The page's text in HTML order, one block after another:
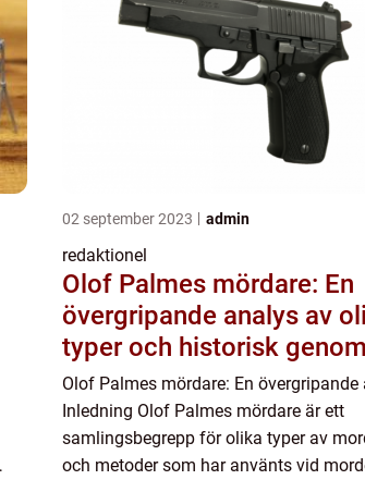
02 september 2023 admin
redaktionel
Olof Palmes mördare: En
övergripande analys av
typer och historisk
av för- och nackdelar
Olof Palmes mördare: En övergripande
Inledning Olof Palmes mördare är ett
samlingsbegrepp för olika typer av
och metoder som har använts vid